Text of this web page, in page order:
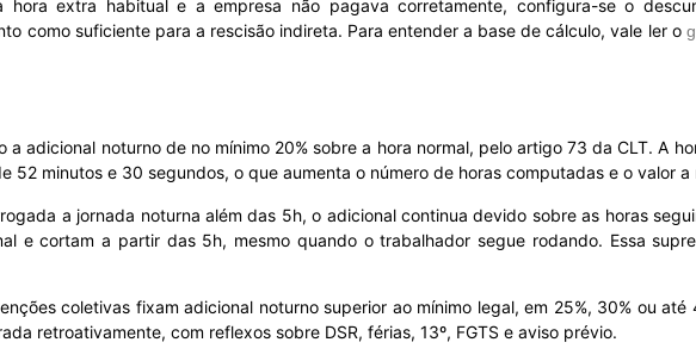
extra habitual e a empresa não pagava corretamente, configura-se o
como suficiente para a rescisão indireta. Para entender a base de cálculo, vale ler o
adicional noturno de no mínimo 20% sobre a hora normal, pelo artigo 73 da CLT. A
minutos e 30 segundos, o que aumenta o número de horas computadas e o valor a
a jornada noturna além das 5h, o adicional continua devido sobre as horas
e cortam a partir das 5h, mesmo quando o trabalhador segue rodando. Essa
coletivas fixam adicional noturno superior ao mínimo legal, em 25%, 30% ou até
retroativamente, com reflexos sobre DSR, férias, 13º, FGTS e aviso prévio.